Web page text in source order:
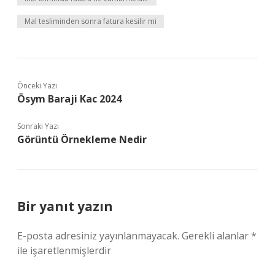
Mal tesliminden sonra fatura kesilir mi
Önceki Yazı
Ösym Baraji Kac 2024
Sonraki Yazı
Görüntü Örnekleme Nedir
Bir yanıt yazın
E-posta adresiniz yayınlanmayacak. Gerekli alanlar*
ile işaretlenmişlerdir